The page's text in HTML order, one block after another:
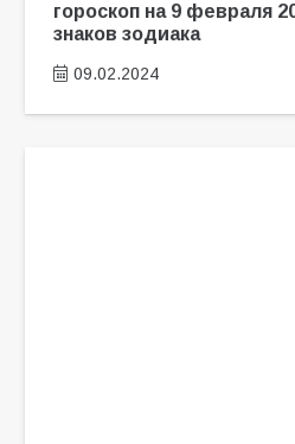
гороскоп на 9 февраля
знаков зодиака
09.02.2024